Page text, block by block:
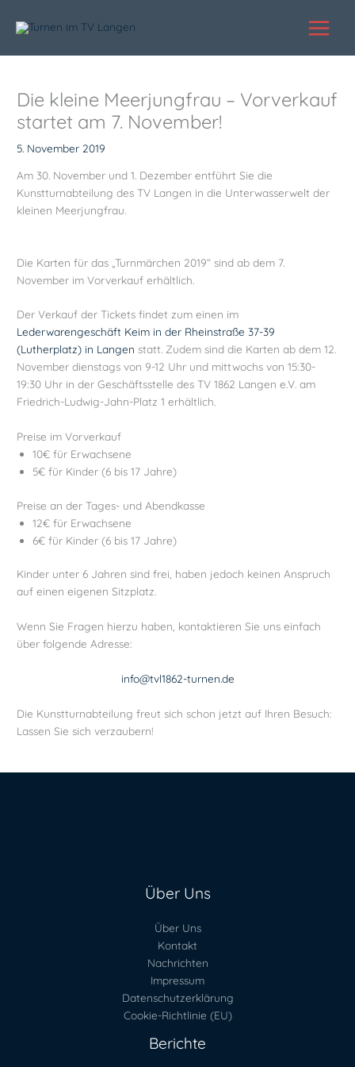
Inhalt
Die kleine Meerjungfrau – Vorverkauf
startet am 7. November!
5. November 2019
Am 30. November und 1. Dezember entführt Sie die
Kunstturnabteilung des TV Langen in die Unterwasserwelt der
kleinen Meerjungfrau.
Die Karten für das „Turnmärchen 2019“ sind ab dem 7.
November im Vorverkauf erhältlich.
Der Verkauf der Tickets findet zum einen im
Lederwarengeschäft Keim in der Rheinstraße 37-39
(Lutherplatz) in Langen statt. Zudem sind die Karten ab dem 12.
November dienstags von 9-12 Uhr und mittwochs von 15:30-
19:30 Uhr in der Geschäftsstelle des TV 1862 Langen e.V. am
Friedrich-Ludwig-Jahn-Platz 1 erhältlich.
Preise im Vorverkauf
10€ für Erwachsene
5€ für Kinder (6 bis 17 Jahre)
Preise an der Tages- und Abendkasse
12€ für Erwachsene
6€ für Kinder (6 bis 17 Jahre)
Kinder unter 6 Jahren sind frei, haben jedoch keinen Anspruch
auf einen eigenen Sitzplatz.
Wenn Sie Fragen hierzu haben, kontaktieren Sie uns einfach
über folgende Adresse:
info@tvl1862-turnen.de
Die Kunstturnabteilung freut sich schon jetzt auf Ihren Besuch:
Lassen Sie sich verzaubern!
Über Uns
Über Uns
Kontakt
Nachrichten
Impressum
Datenschutzerklärung
Cookie-Richtlinie (EU)
Berichte